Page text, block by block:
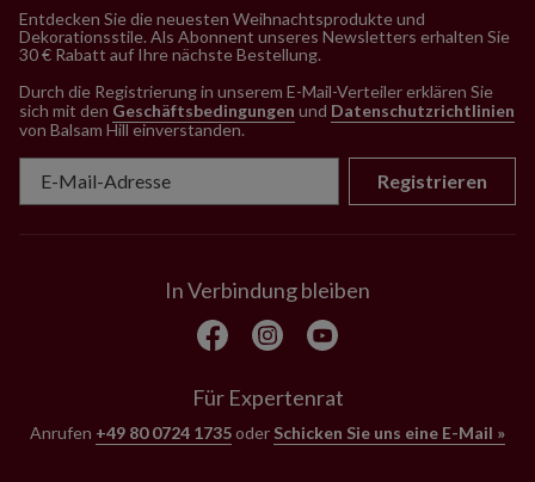
Entdecken Sie die neuesten Weihnachtsprodukte und
Dekorationsstile. Als Abonnent unseres Newsletters erhalten Sie
30 € Rabatt auf Ihre nächste Bestellung.
Durch die Registrierung in unserem E-Mail-Verteiler erklären Sie
sich mit den Geschäftsbedingungen und Datenschutzrichtlinien
von Balsam Hill einverstanden.
Registrieren
In Verbindung bleiben
Für Expertenrat
Anrufen +49 80 0724 1735oder Schicken Sie uns eine E-Mail »